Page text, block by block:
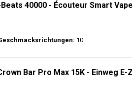
40000 - Écouteur Smart
10
Bar Pro Max 15K - Einweg